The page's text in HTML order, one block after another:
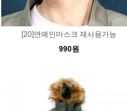
[20]연예인마스크 재사용가능
990원